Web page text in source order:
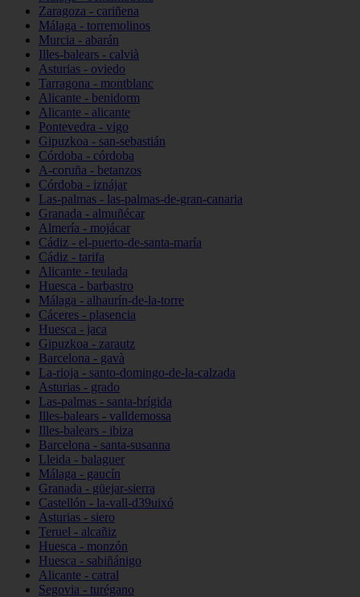
Zaragoza - cariñena
Málaga - torremolinos
Murcia - abarán
Illes-balears - calvià
Asturias - oviedo
Tarragona - montblanc
Alicante - benidorm
Alicante - alicante
Pontevedra - vigo
Gipuzkoa - san-sebastián
Córdoba - córdoba
A-coruña - betanzos
Córdoba - iznájar
Las-palmas - las-palmas-de-gran-canaria
Granada - almuñécar
Almería - mojácar
Cádiz - el-puerto-de-santa-maría
Cádiz - tarifa
Alicante - teulada
Huesca - barbastro
Málaga - alhaurín-de-la-torre
Cáceres - plasencia
Huesca - jaca
Gipuzkoa - zarautz
Barcelona - gavà
La-rioja - santo-domingo-de-la-calzada
Asturias - grado
Las-palmas - santa-brígida
Illes-balears - valldemossa
Illes-balears - ibiza
Barcelona - santa-susanna
Lleida - balaguer
Málaga - gaucín
Granada - güejar-sierra
Castellón - la-vall-d39uixó
Asturias - siero
Teruel - alcañiz
Huesca - monzón
Huesca - sabiñánigo
Alicante - catral
Segovia - turégano